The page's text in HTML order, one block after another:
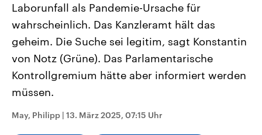
Landtagswahl Sachsen-Anhalt
2026
Alle Informationen
Sachsen-Anhalt wählt am 6.
September 2026 einen neuen
Landtag. Seit 2021 wird das
Bundesland von einer Koalition aus
CDU, SPD und FDP regiert.-
Umfragen, Prognosen,
und Hintergründe zu den Parteien
und Kandidaten der anstehenden
Aktuelle Beiträge,
Hintergründe
Wirtschaftlich und
gehören die Vereinigten
den mächtigsten Ländern
mit großem Einfluss auf
Sendungen Programm Podcasts
Laborunfall als Pandemie-Ursache für
wahrscheinlich. Das Kanzleramt hält das
geheim. Die Suche sei legitim, sagt Konstantin
von Notz (Grüne). Das Parlamentarische
Kontrollgremium hätte aber informiert werden
müssen.
May, Philipp | 13. März 2025, 07:15 Uhr